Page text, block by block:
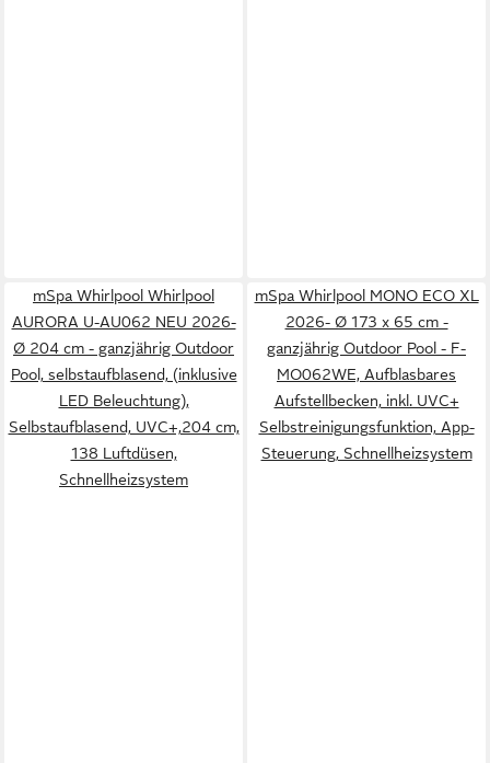
mSpa Whirlpool Whirlpool
AURORA U-AU062 NEU 2026-
Ø 204 cm - ganzjährig Outdoor
Pool, selbstaufblasend, (inklusive
LED Beleuchtung),
Selbstaufblasend, UVC+,204 cm,
138 Luftdüsen,
Schnellheizsystem
mSpa Whirlpool MONO ECO XL
2026- Ø 173 x 65 cm -
ganzjährig Outdoor Pool - F-
MO062WE, Aufblasbares
Aufstellbecken, inkl. UVC+
Selbstreinigungsfunktion, App-
Steuerung, Schnellheizsystem